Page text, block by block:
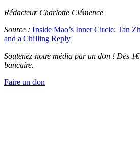
Rédacteur Charlotte Clémence
Source : Inside Mao’s Inner Circle: Tan
and a Chilling Reply
Soutenez notre média par un don ! Dès
bancaire.
Faire un don